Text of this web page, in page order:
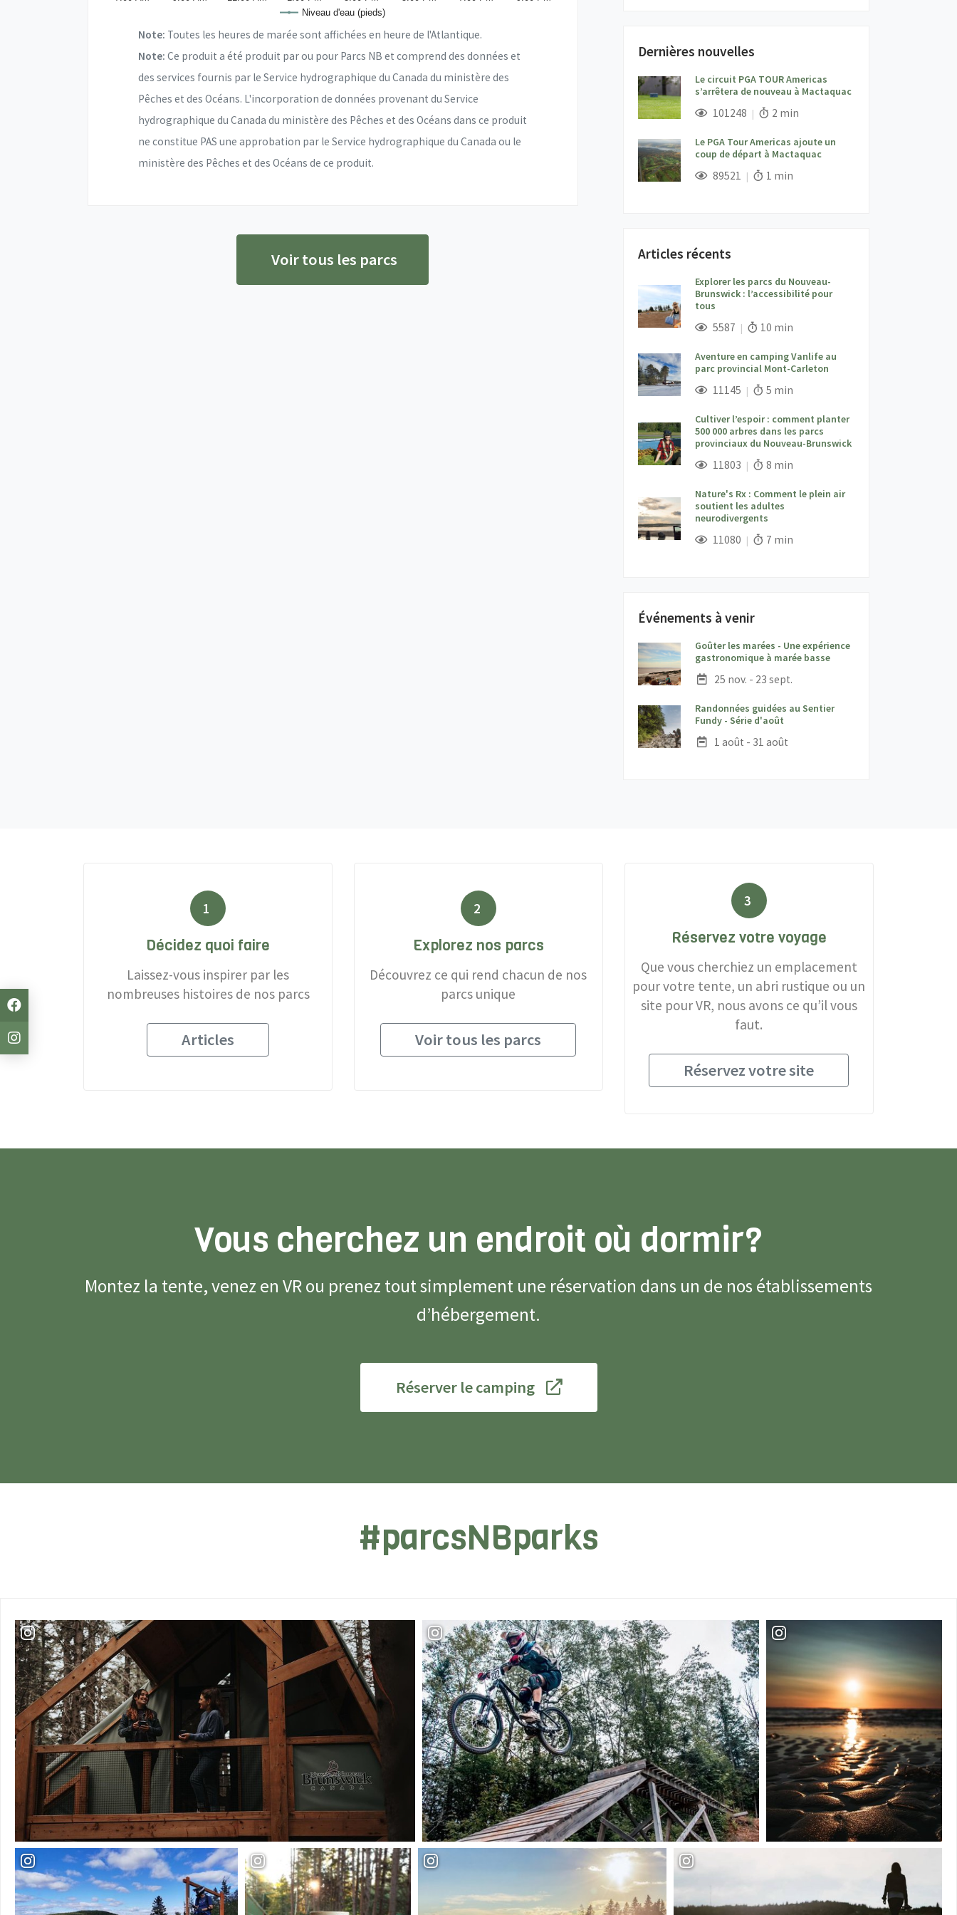
Niveau d'eau (pieds)
Note: Toutes les heures de marée sont affichées en heure de l'Atlantique.
Note: Ce produit a été produit par ou pour Parcs NB et comprend des données et
des services fournis par le Service hydrographique du Canada du ministère des
Pêches et des Océans. L'incorporation de données provenant du Service
hydrographique du Canada du ministère des Pêches et des Océans dans ce produit
ne constitue PAS une approbation par le Service hydrographique du Canada ou le
ministère des Pêches et des Océans de ce produit.
Voir tous les parcs
Dernières nouvelles
Le circuit PGA TOUR Americas
s’arrêtera de nouveau à Mactaquac
; 101248 Vues; Temps de lecture:
2 min
Le PGA Tour Americas ajoute un
coup de départ à Mactaquac
; 89521 Vues; Temps de lecture:
1 min
Articles récents
Explorer les parcs du Nouveau-
Brunswick : l’accessibilité pour
tous
; 5587 Vues; Temps de lecture:
10 min
Aventure en camping Vanlife au
parc provincial Mont-Carleton
; 11145 Vues; Temps de lecture:
5 min
Cultiver l’espoir : comment planter
500 000 arbres dans les parcs
provinciaux du Nouveau-Brunswick
; 11803 Vues; Temps de lecture:
8 min
Nature's Rx : Comment le plein air
soutient les adultes
neurodivergents
; 11080 Vues; Temps de lecture:
7 min
Événements à venir
Goûter les marées - Une expérience
gastronomique à marée basse;
Date :
25 nov. - 23 sept.
Randonnées guidées au Sentier
Fundy - Série d'août
Date :
1 août - 31 août
1
Décidez quoi faire
Laissez-vous inspirer par les
nombreuses histoires de nos parcs
Articles
2
Explorez nos parcs
Découvrez ce qui rend chacun de nos
parcs unique
Voir tous les parcs
3
Réservez votre voyage
Que vous cherchiez un emplacement
pour votre tente, un abri rustique ou un
site pour VR, nous avons ce qu’il vous
faut.
Réservez votre site
Vous cherchez un endroit où dormir?
Montez la tente, venez en VR ou prenez tout simplement une réservation dans un de nos établissements
d’hébergement.
Réserver le camping
#parcsNBparks